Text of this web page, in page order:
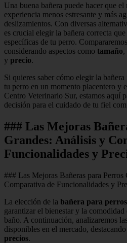
Una buena bañera puede hacer que
experiencia menos estresante y más
deslizamientos. Con diversas
es crucial elegir la bañera correcta
específicas de tu perro.
considerando aspectos como tamaño,
y precio.
Si quieres saber cómo elegir la
tu perro en un momento placentero y
Centro Veterinario Sur, estamos aquí
decisión para el cuidado de tu fiel
### Las Mejoras
Grandes: Análisis y
Funcionalidades y
### Las Mejoras Bañeras para
Comparativa de Funcionalidades y
La elección de la bañera para
garantizar el bienestar y la comodidad
baño. A continuación, analizaremos
disponibles en el mercado, destacando
precios.